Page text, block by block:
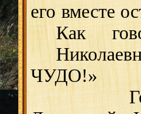
его вместе
Как
ЧУДО!»